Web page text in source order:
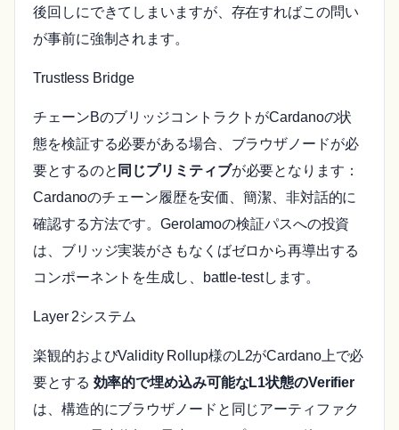
後回しにできてしまいますが、存在すればこの問い
が事前に強制されます。
Trustless Bridge
チェーンBのブリッジコントラクトがCardanoの状
態を検証する必要がある場合、ブラウザノードが必
要とするのと 同じプリミティブが必要となります：
Cardanoのチェーン履歴を安価、簡潔、非対話的に
確認する方法です。Gerolamoの検証パスへの投資
は、ブリッジ実装がさもなくばゼロから再導出する
コンポーネントを生成し、battle-testします。
Layer 2システム
楽観的およびValidity Rollup様のL2がCardano上で必
要とする 効率的で埋め込み可能なL1状態のVerifier
は、構造的にブラウザノードと同じアーティファク